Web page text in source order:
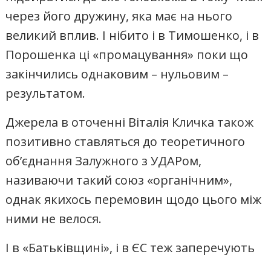
через його дружину, яка має на нього
великий вплив. І нібито і в Тимошенко, і в
Порошенка ці «промацування» поки що
закінчились однаковим – нульовим –
результатом.
Джерела в оточенні Віталія Кличка також
позитивно ставляться до теоретичного
об’єднання Залужного з УДАРом,
називаючи такий союз «органічним»,
однак якихось перемовин щодо цього між
ними не велося.
І в «Батьківщині», і в ЄС теж заперечують